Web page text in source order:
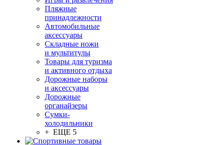
Пляжные
принадлежности
Автомобильные
аксессуары
Складные ножи
и мультитулы
Товары для туризма
и активного отдыха
Дорожные наборы
и аксессуары
Дорожные
органайзеры
Сумки-
холодильники
+ ЕЩЕ 5